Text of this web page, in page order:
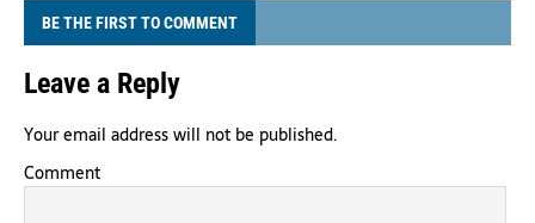
BE THE FIRST TO COMMENT
Leave a Reply
Your email address will not be published.
Comment